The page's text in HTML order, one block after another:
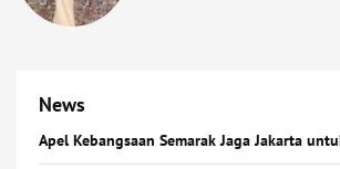
News
Apel Kebangsaan Semarak Jaga Jakarta